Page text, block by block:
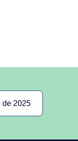
de 2025